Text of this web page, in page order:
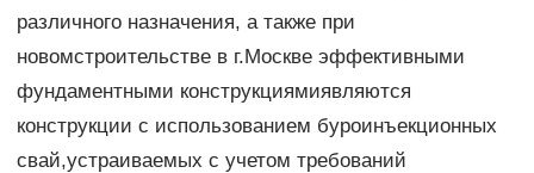
различного назначения, а также при
новомстроительстве в г.Москве эффективными
фундаментными конструкциямиявляются
конструкции с использованием буроинъекционных
свай,устраиваемых с учетом требований